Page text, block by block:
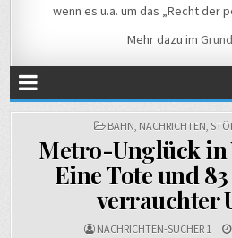
wenn es u.a. um das „Recht der
Mehr dazu im
POSTED
BAHN, NACHRICHTEN,
Metro-Unglück in
Eine Tote und
verrauchter
NACHRICHTEN-SUCHER 1